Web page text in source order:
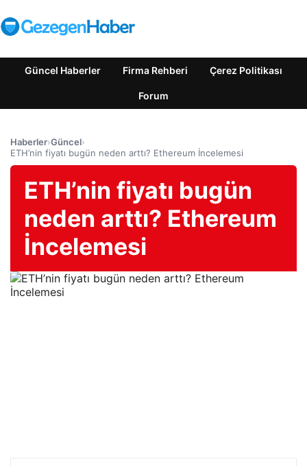
Güncel Haberler Firma Rehberi Çerez Politikası
Forum
Haberler›Güncel›
ETH’nin fiyatı bugün neden arttı? Ethereum İncelemesi
ETH’nin fiyatı bugün
neden arttı? Ethereum
İncelemesi